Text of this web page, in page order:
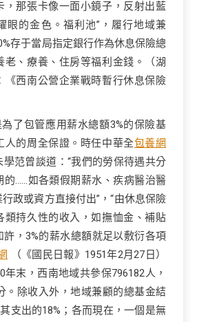
，那張卡像一面小鏡子，反射出藍
眼的金色。福利池”，履行地域兼
存于當局指定銀行作為休息保險總
老、療養、住房等福利金錢。（湖
《西南公營企業戰時暫行休息保險
了包管應用薪水總額3%的保險基
人的周全保證。時任中華全包養網
學范曾談道：“我們的勞保待遇共分
的……如各類假期薪水、疾病醫治醫
政或資方直接付出”，“由休息保險
類持久性的收入，如撫恤金、補貼
，3%的薪水總額就足以敷衍各項
（《國民日報》1951年2月27日）
年末，西南地域共參保796182人，
。除收入外，地域兼顧的總基金結
支出的18%；各而現在，一個是無